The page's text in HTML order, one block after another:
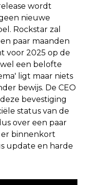
wordt
nieuwe
Rockstar zal
paar maanden
voor 2025 op de
een belofte
ligt maar niets
bewijs. De CEO
bevestiging
status van de
over een paar
binnenkort
update en harde